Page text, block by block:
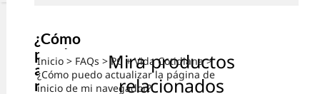
Inicio > FAQs>PC + Vida Cotidiana>
¿Cómo puedo actualizar la página de
inicio de mi navegador?
¿Cómo
puedo
actualiza
r la
Mira productos
relacionados